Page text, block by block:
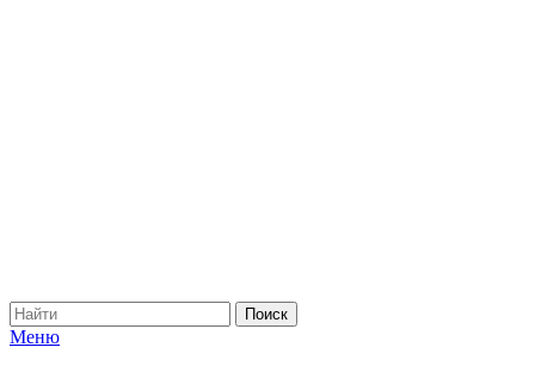
Меню